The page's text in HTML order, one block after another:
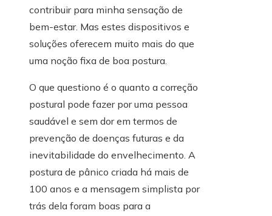
contribuir para minha sensação de
bem-estar. Mas estes dispositivos e
soluções oferecem muito mais do que
uma noção fixa de boa postura.
O que questiono é o quanto a correção
postural pode fazer por uma pessoa
saudável e sem dor em termos de
prevenção de doenças futuras e da
inevitabilidade do envelhecimento. A
postura de pânico criada há mais de
100 anos e a mensagem simplista por
trás dela foram boas para a